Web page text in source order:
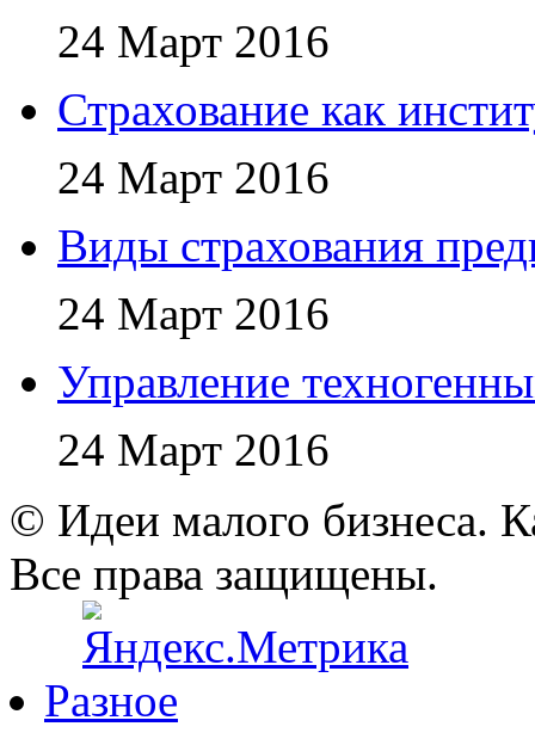
24 Март 2016
Страхование как
24 Март 2016
Виды страхования
24 Март 2016
Управление
24 Март 2016
© Идеи малого бизнеса.
Все права защищены.
Разное